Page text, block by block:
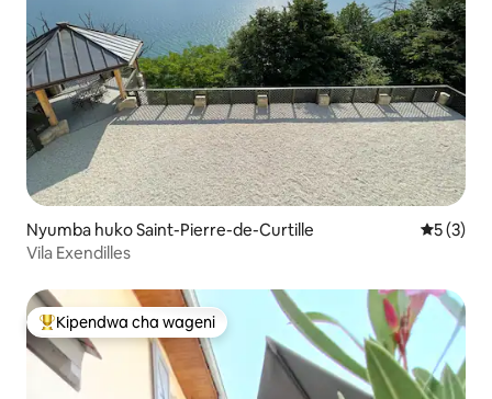
Nyumba huko Saint-Pierre-de-Curtille
5 (3)
Vila Exendilles
Kipendwa maarufu cha wageni
Kipendwa cha wageni